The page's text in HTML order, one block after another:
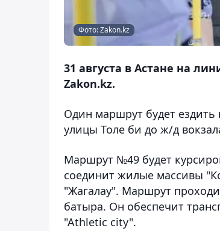
Фото: Zakon.kz
31 августа в Астане на
Zakon.kz.
Один маршрут будет ездить
улицы Толе би до ж/д
Маршрут №49 будет
соединит жилые массивы
"Жагалау". Маршрут
батыра. Он обеспечит
"Athletic city".